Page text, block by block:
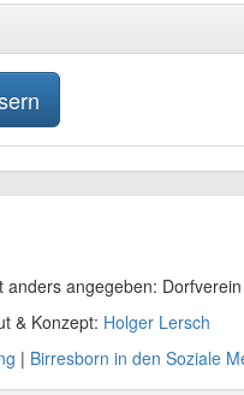
anders angegeben:
& Konzept: Holger Lersch
| Birresborn in den Soziale